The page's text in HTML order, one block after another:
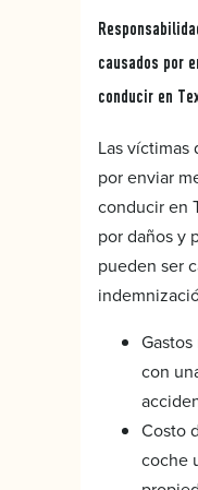
causados por
conducir en
Las víctimas
por enviar
conducir en
por daños y
pueden ser
con
Costo
coche